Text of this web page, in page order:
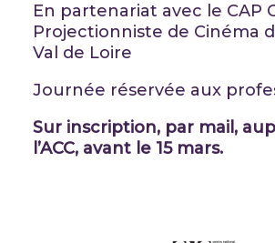
En partenariat avec le CAP
Projectionniste de Cinéma
Val de Loire
Journée réservée aux
Sur inscription, par mail,
l’ACC, avant le 15 mars.